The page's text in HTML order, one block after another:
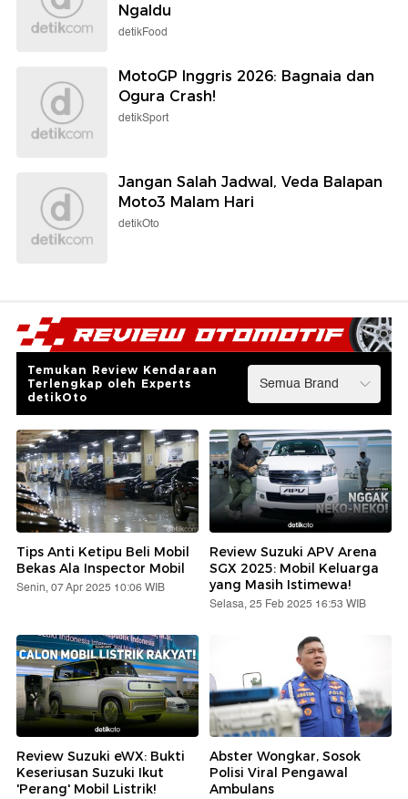
Ngaldu
detikFood
MotoGP Inggris 2026: Bagnaia dan
Ogura Crash!
detikSport
Jangan Salah Jadwal, Veda Balapan
Moto3 Malam Hari
detikOto
Temukan Review Kendaraan
Terlengkap oleh Experts
detikOto
Tips Anti Ketipu Beli Mobil
Bekas Ala Inspector Mobil
Senin, 07 Apr 2025 10:06 WIB
Review Suzuki APV Arena
SGX 2025: Mobil Keluarga
yang Masih Istimewa!
Selasa, 25 Feb 2025 16:53 WIB
Review Suzuki eWX: Bukti
Keseriusan Suzuki Ikut
'Perang' Mobil Listrik!
Abster Wongkar, Sosok
Polisi Viral Pengawal
Ambulans